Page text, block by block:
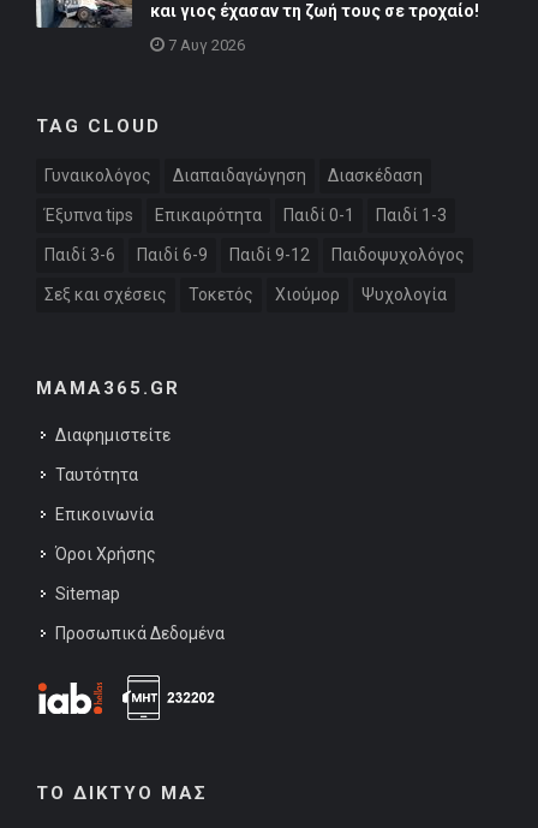
και γιος έχασαν τη ζωή τους σε τροχαίο!
7 Αυγ 2026
TAG CLOUD
Γυναικολόγος Διαπαιδαγώγηση Διασκέδαση
Έξυπνα tips Επικαιρότητα Παιδί 0-1 Παιδί 1-3
Παιδί 3-6 Παιδί 6-9 Παιδί 9-12 Παιδοψυχολόγος
Σεξ και σχέσεις Τοκετός Χιούμορ Ψυχολογία
MAMA365.GR
Διαφημιστείτε
Ταυτότητα
Επικοινωνία
Όροι Χρήσης
Sitemap
Προσωπικά Δεδομένα
ΤΟ ΔΙΚΤΥΟ ΜΑΣ